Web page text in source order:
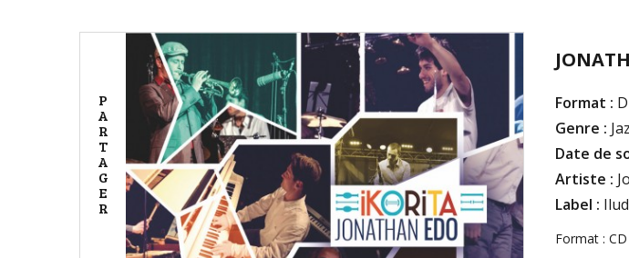
P
A
R
T
A
G
E
R
Format :
Genre :
Date de
Artiste :
Label :
Format :